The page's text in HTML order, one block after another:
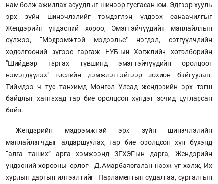
нам болж ажиллах асуудлыг шинээр тусгасан юм. Эдгээр хууль
эрх зүйн шинэчлэлийг тэмдэглэн үлдээх санаачилгыг
Жендэрийн үндэсний хороо, Эмэгтэйчүүдийн манлайллын
сүлжээ, “Мэдрэмжтэй мэдээлье” нэгдэл, сэтгүүлчдийн
хөдөлгөөний зүгээс гаргаж НҮБ-ын Хөгжлийн хөтөлбөрийн
"Шийдвэр гаргах түвшинд эмэгтэйчүүдийн оролцоог
нэмэгдүүлэх" төслийн дэмжлэгтэйгээр зохион байгуулав.
Тиймдээ ч тус танхимд Монгол Улсад жендэрийн эрх тэгш
байдлыг хангахад гар бие оролцсон хүндэт зочид цугларсан
байв.
Жендэрийн мэдрэмжтэй эрх зүйн шинэчлэлийн
манлайлагчдыг алдаршуулах, гар бие оролцсон хүн бүхэнд
“алга таших” арга хэмжээнд ЗГХЭГ-ын дарга, Жендэрийн
үндэсний хорооны орлогч Д.Амарбаясгалан нээж үг хэлж, Их
хурлын даргын илгээлтийг Парламентын судалгаа, сургалтын